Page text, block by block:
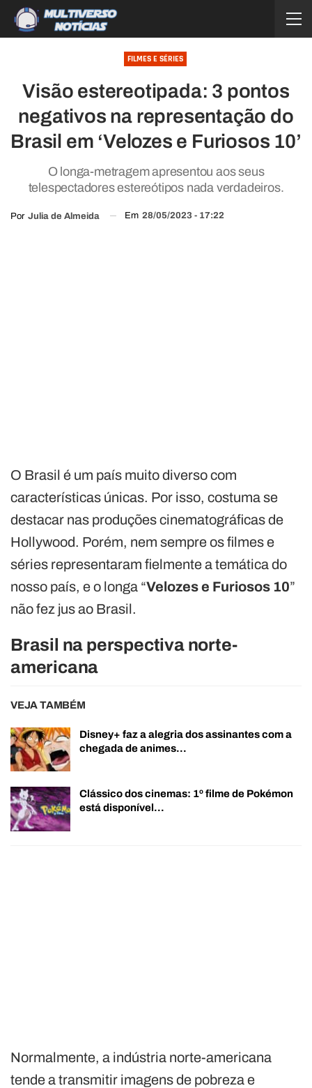
FILMES E SÉRIES
Visão estereotipada: 3 pontos
negativos na representação do
Brasil em ‘Velozes e Furiosos 10’
O longa-metragem apresentou aos seus
telespectadores estereótipos nada verdadeiros.
Por Julia de Almeida Em 28/05/2023 - 17:22
O Brasil é um país muito diverso com
características únicas. Por isso, costuma se
destacar nas produções cinematográficas de
Hollywood. Porém, nem sempre os filmes e
séries representaram fielmente a temática do
nosso país, e o longa “Velozes e Furiosos 10”
não fez jus ao Brasil.
Brasil na perspectiva norte-
americana
VEJA TAMBÉM
Disney+ faz a alegria dos assinantes com a
chegada de animes…
Clássico dos cinemas: 1º filme de Pokémon
está disponível…
Normalmente, a indústria norte-americana
tende a transmitir imagens de pobreza e